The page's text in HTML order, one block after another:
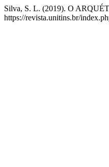
Silva, S. L. (2019). O
https://revista.unitins.br/